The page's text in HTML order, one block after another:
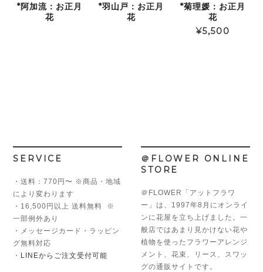
*阿加流：お正月
花
*羽山戸：お正月
花
*菊理媛：お正月
花
¥5,500
SERVICE
・送料：770円〜 ※商品・地域
により変わります
・16,500円以上 送料無料 ※
一部例外あり
・メッセージカード・ラッピン
グ無料対応
・ LINEからご注文受付可能
＠FLOWER ONLINE
STORE
＠FLOWER「アットフラワ
ー」は、1997年8月にオンライ
ンに花屋を立ち上げました。一
般店ではあまり見かけない花や
植物を使ったフラワーアレンジ
メント、花束、リース、スワッ
グの通販サイトです。